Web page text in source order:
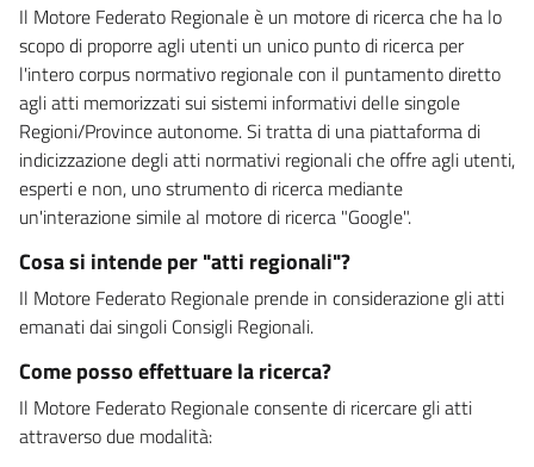
Il Motore Federato Regionale è un motore di ricerca che ha lo
scopo di proporre agli utenti un unico punto di ricerca per
l'intero corpus normativo regionale con il puntamento diretto
agli atti memorizzati sui sistemi informativi delle singole
Regioni/Province autonome. Si tratta di una piattaforma di
indicizzazione degli atti normativi regionali che offre agli utenti,
esperti e non, uno strumento di ricerca mediante
un'interazione simile al motore di ricerca "Google".
Cosa si intende per "atti regionali"?
Il Motore Federato Regionale prende in considerazione gli atti
emanati dai singoli Consigli Regionali.
Come posso effettuare la ricerca?
Il Motore Federato Regionale consente di ricercare gli atti
attraverso due modalità: